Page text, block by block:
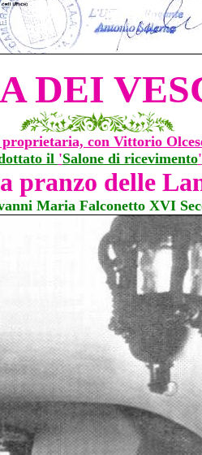
DEI
con Vittorio
il 'Salone di ricevimento'
pranzo delle
Maria Falconetto XVI